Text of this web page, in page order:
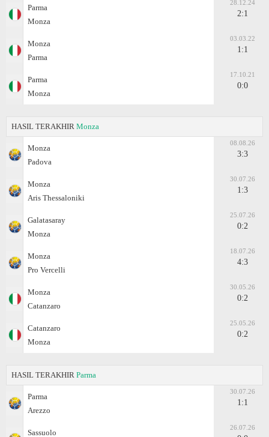
Parma
Monza
28.12.24
2:1
Monza
Parma
03.03.22
1:1
Parma
Monza
17.10.21
0:0
HASIL TERAKHIR Monza
Monza
Padova
08.08.26
3:3
Monza
Aris Thessaloniki
30.07.26
1:3
Galatasaray
Monza
25.07.26
0:2
Monza
Pro Vercelli
18.07.26
4:3
Monza
Catanzaro
30.05.26
0:2
Catanzaro
Monza
25.05.26
0:2
HASIL TERAKHIR Parma
Parma
Arezzo
30.07.26
1:1
Sassuolo
26.07.26